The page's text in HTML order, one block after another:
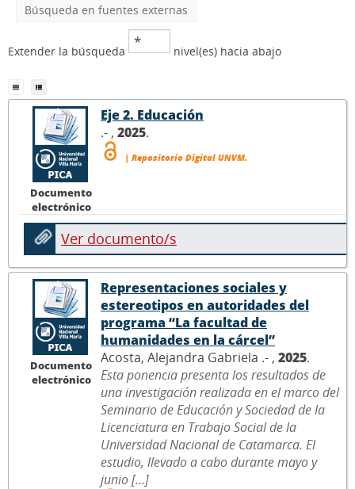
Búsqueda en fuentes externas
Extender la búsqueda nivel(es) hacia abajo
Documento
electrónico
Eje 2. Educación
.- , 2025.
| Repositorio Digital UNVM.
Ver documento/s
Documento
electrónico
Representaciones sociales y
estereotipos en autoridades del
programa “La facultad de
humanidades en la cárcel”
Acosta, Alejandra Gabriela .- , 2025.
Esta ponencia presenta los resultados de
una investigación realizada en el marco del
Seminario de Educación y Sociedad de la
Licenciatura en Trabajo Social de la
Universidad Nacional de Catamarca. El
estudio, llevado a cabo durante mayo y
junio [...]